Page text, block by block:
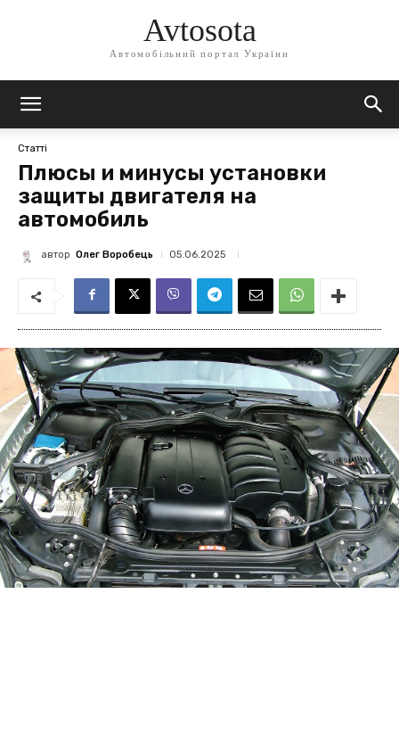
Avtosota
Автомобільний портал України
Статті
Плюсы и минусы установки
защиты двигателя на
автомобиль
автор Олег Воробець 05.06.2025